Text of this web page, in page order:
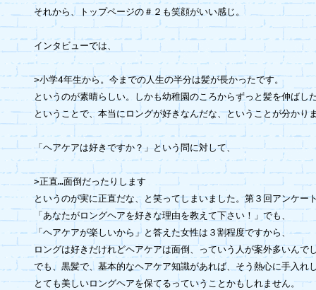
それから、トップページの＃２も笑顔がいい感じ。
インタビューでは、
>小学4年生から。今までの人生の半分は髪が長かったです。
というのが素晴らしい。しかも幼稚園のころからずっと髪を伸ばし
ということで、本当にロングが好きなんだな、ということが分かり
「ヘアケアは好きですか？」という問に対して、
>正直…面倒だったりします
というのが実に正直だな、と笑ってしまいました。第３回アンケー
「あなたがロングヘアを好きな理由を教えて下さい！」でも、
「ヘアケアが楽しいから」と答えた女性は３割程度ですから、
ロングは好きだけれどヘアケアは面倒、っていう人が案外多いんで
でも、黒髪で、基本的なヘアケア知識があれば、そう熱心に手入れ
とても美しいロングヘアを保てるっていうことかもしれません。